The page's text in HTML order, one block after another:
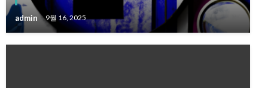
admin 9월 16, 2025